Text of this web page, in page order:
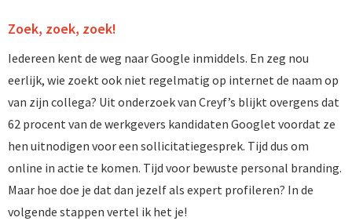
Zoek, zoek, zoek!
Iedereen kent de weg naar Google inmiddels. En zeg nou
eerlijk, wie zoekt ook niet regelmatig op internet de naam op
van zijn collega? Uit onderzoek van Creyf’s blijkt overgens dat
62 procent van de werkgevers kandidaten Googlet voordat ze
hen uitnodigen voor een sollicitatiegesprek. Tijd dus om
online in actie te komen. Tijd voor bewuste personal branding.
Maar hoe doe je dat dan jezelf als expert profileren? In de
volgende stappen vertel ik het je!